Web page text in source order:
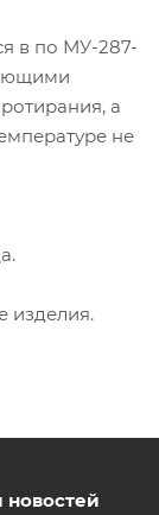
в по МУ-287-
а
не
изделия.
новостей